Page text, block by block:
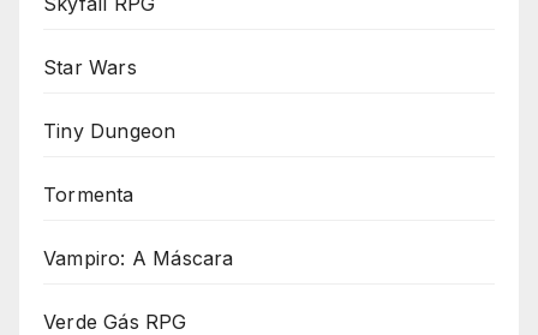
Star Wars
Tiny Dungeon
Tormenta
Vampiro: A Máscara
Verde Gás RPG